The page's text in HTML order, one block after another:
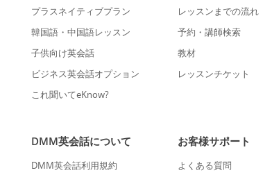
プラスネイティブプラン
韓国語・中国語レッスン
子供向け英会話
ビジネス英会話オプション
これ聞いてeKnow?
レッスンまでの流れ
予約・講師検索
教材
レッスンチケット
DMM英会話について
DMM英会話利用規約
お客様サポート
よくある質問